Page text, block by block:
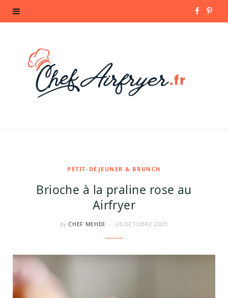
P
PETIT-DÉJEUNER & BRUNCH
Brioche à la praline rose au
Airfryer
by CHEF MEHDI 26 OCTOBRE 2025